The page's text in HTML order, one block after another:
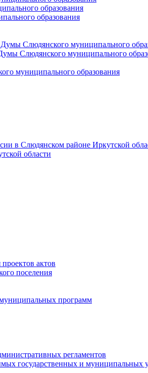
образования
образования
Слюдянского муниципального
Слюдянского муниципального
муниципального образования
в Слюдянском районе Иркутской
области
актов
поселения
программ
регламентов
государственных и муниципальных